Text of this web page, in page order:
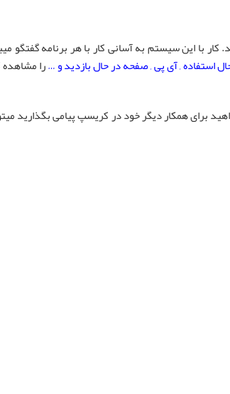
با این سیستم به آسانی کار با هر برنامه گفتگو
استفاده , آی پی , صفحه در حال بازدید و …را
برای همکار دیگر خود در کریسپ پیامی بگذارید